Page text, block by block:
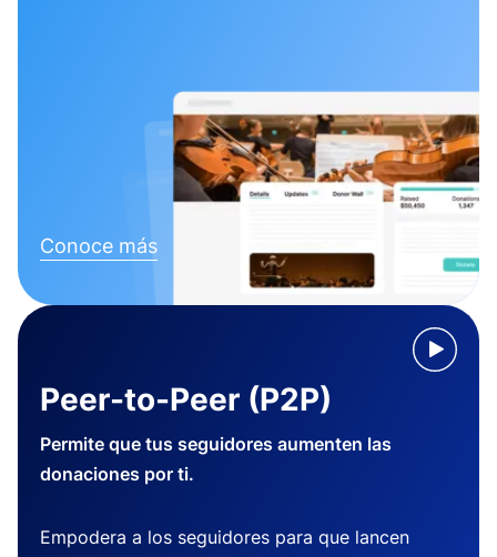
Conoce más
Peer-to-Peer (P2P)
Permite que tus seguidores aumenten las
donaciones por ti.
Empodera a los seguidores para que lancen